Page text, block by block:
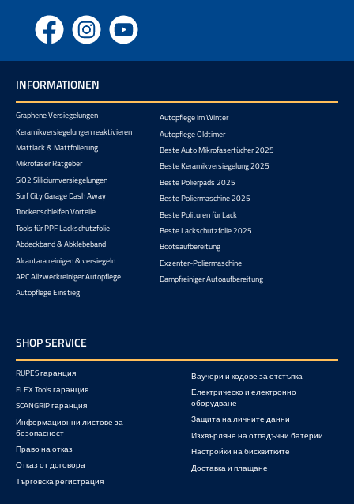
Facebook Instagram YouTube
INFORMATIONEN
Graphene Versiegelungen
Keramikversiegelungen reaktivieren
Mattlack & Mattfolierung
Mikrofaser Ratgeber
SiO2 Sliliciumversiegelungen
Surf City Garage Dash Away
Trockenschleifen Vorteile
Tools für PPF Lackschutzfolie
Abdeckband & Abklebeband
Alcantara reinigen & versiegeln
APC Allzweckreiniger Autopflege
Autopflege Einstieg
Autopflege im Winter
Autopflege Oldtimer
Beste Auto Mikrofasertücher 2025
Beste Keramikversiegelung 2025
Beste Polierpads 2025
Beste Poliermaschine 2025
Beste Polituren für Lack
Beste Lackschutzfolie 2025
Bootsaufbereitung
Exzenter-Poliermaschine
Dampfreiniger Autoaufbereitung
SHOP SERVICE
RUPES гаранция
FLEX Tools гаранция
SCANGRIP гаранция
Информационни листове за
безопасност
Право на отказ
Отказ от договора
Търговска регистрация
Ваучери и кодове за отстъпка
Електрическо и електронно
оборудване
Защита на личните данни
Изхвърляне на отпадъчни батерии
Настройки на бисквитките
Доставка и плащане